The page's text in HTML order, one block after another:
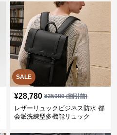
SALE
¥28,780 ¥35980(割引前)
レザーリュックビジネス防水 都
会派洗練型多機能リュック